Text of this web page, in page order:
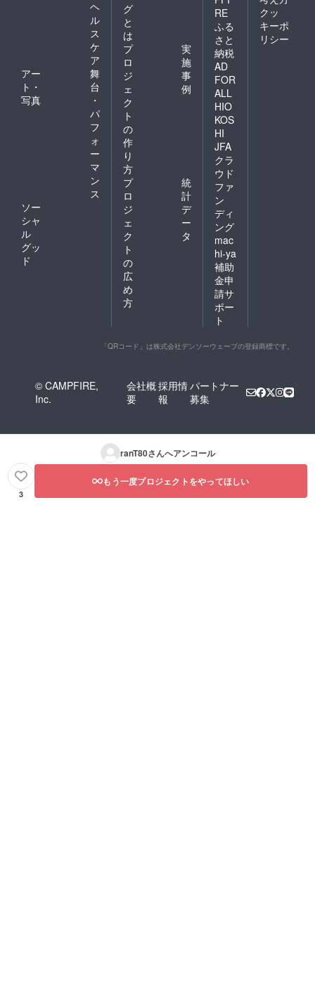
ヘ
ル
ス
ケ
ア
アー
ト・
写真
舞
台
・
パ
フ
ォ
ー
マ
ン
ス
ソー
シャ
ル
グッ
ド
グ
と
は
プ
ロ
ジ
ェ
ク
ト
の
作
り
方
実
施
事
例
プ
ロ
ジ
ェ
ク
ト
の
広
め
方
統
計
デ
ー
タ
RE
ふる
さと
納税
AD
FOR
ALL
HIO
KOS
HI
JFA
クラ
ウド
ファ
ン
ディ
ング
mac
hi-ya
補助
金申
請サ
ポー
ト
クッ
キーポ
リシー
「QRコード」は株式会社デンソーウェーブの登録商標です。
© CAMPFIRE,
Inc.
会社概
要
採用情
報
パートナー
募集
ranT80さんへアンコール
3
もう一度プロジェクトをやってほしい